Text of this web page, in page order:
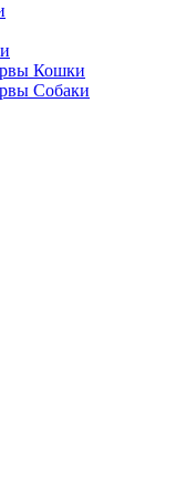
Кошки
Собаки